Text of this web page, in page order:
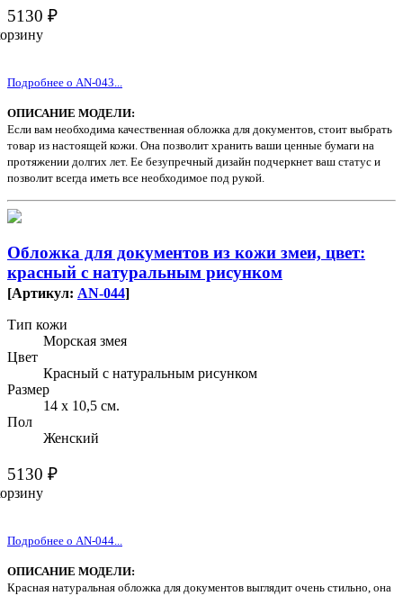
5130 ₽
Подробнее о AN-043...
ОПИСАНИЕ МОДЕЛИ:
Если вам необходима качественная обложка для документов, стоит выбрать
товар из настоящей кожи. Она позволит хранить ваши ценные бумаги на
протяжении долгих лет. Ее безупречный дизайн подчеркнет ваш статус и
позволит всегда иметь все необходимое под рукой.
Обложка для документов из кожи змеи, цвет:
красный с натуральным рисунком
[Артикул: AN-044]
Тип кожи
Морская змея
Цвет
Красный с натуральным рисунком
Размер
14 х 10,5 см.
Пол
Женский
5130 ₽
Подробнее о AN-044...
ОПИСАНИЕ МОДЕЛИ:
Красная натуральная обложка для документов выглядит очень стильно, она